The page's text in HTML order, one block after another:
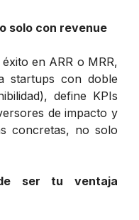
solo con revenue
en ARR o MRR,
startups con doble
define KPIs
de impacto y
concretas, no solo
ser tu ventaja